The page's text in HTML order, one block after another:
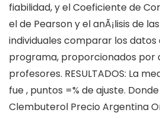
fiabilidad, y el Coeficiente de
el de Pearson y el anÃ¡lisis de
individuales comparar los datos
programa, proporcionados por
profesores. RESULTADOS: La
fue , puntos =% de ajuste.
Clembuterol Precio Argentina